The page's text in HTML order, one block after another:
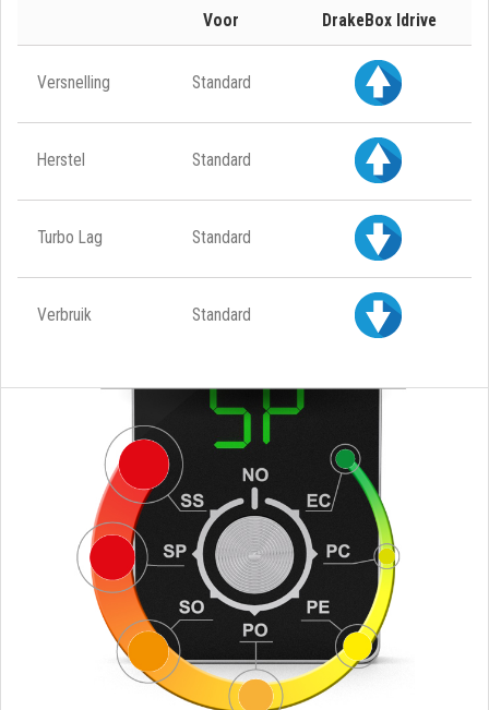
Voor DrakeBox Idrive
Versnelling Standard
Herstel Standard
Turbo Lag Standard
Verbruik Standard